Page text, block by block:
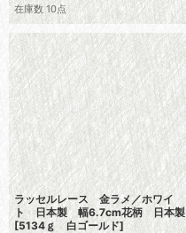
在庫数 10点
ラッセルレース 金ラメ／ホワイ
ト 日本製 幅6.7cm花柄 日本製
[5134ｇ 白ゴールド]